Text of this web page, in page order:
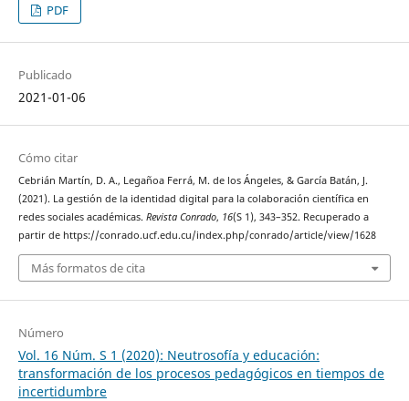
PDF
Publicado
2021-01-06
Cómo citar
Cebrián Martín, D. A., Legañoa Ferrá, M. de los Ángeles, & García Batán, J.
(2021). La gestión de la identidad digital para la colaboración científica en
redes sociales académicas. Revista Conrado, 16(S 1), 343–352. Recuperado a
partir de https://conrado.ucf.edu.cu/index.php/conrado/article/view/1628
Más formatos de cita
Número
Vol. 16 Núm. S 1 (2020): Neutrosofía y educación:
transformación de los procesos pedagógicos en tiempos de
incertidumbre